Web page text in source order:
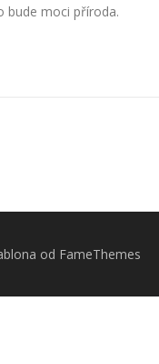
bude moci příroda.
od FameThemes